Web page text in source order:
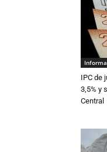
IPC de
3,5% y
Central